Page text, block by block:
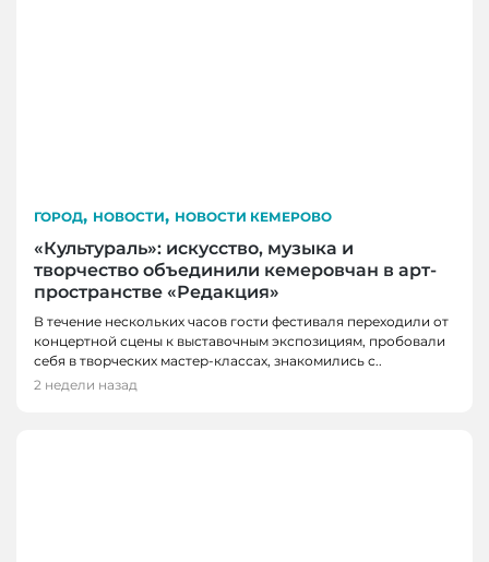
ГОРОД, НОВОСТИ, НОВОСТИ КЕМЕРОВО
«Культураль»: искусство, музыка и
творчество объединили кемеровчан в арт-
пространстве «Редакция»
В течение нескольких часов гости фестиваля переходили от
концертной сцены к выставочным экспозициям, пробовали
себя в творческих мастер-классах, знакомились с..
2 недели назад